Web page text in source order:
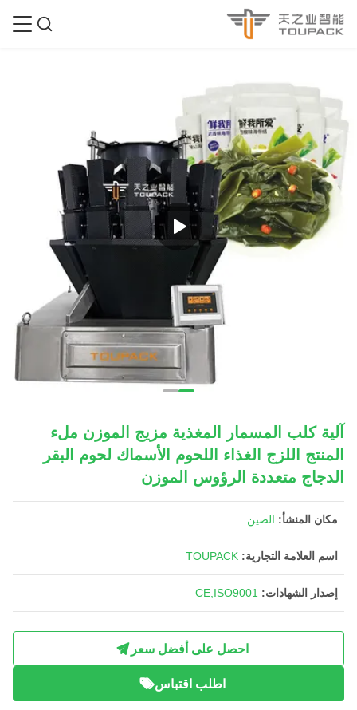
آلية كلب المسمار المغذية مزيج الموزن ملء
المنتج اللزج الغذاء اللحوم الأسماك لحوم البقر
الدجاج متعددة الرؤوس الموزن
مكان المنشأ: الصين
اسم العلامة التجارية: TOUPACK
إصدار الشهادات: CE,ISO9001
احصل على أفضل سعر
اطلب اقتباس